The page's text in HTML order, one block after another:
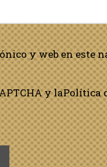
y web en este
y laPolítica